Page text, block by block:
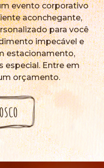
evento corporativo
aconchegante,
para você
impecável e
estacionamento,
especial. Entre em
orçamento.